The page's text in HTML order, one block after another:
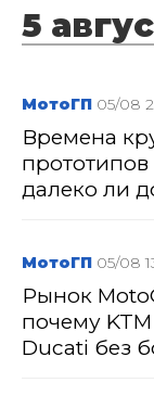
5
МотоГП 05/08
Времена
далеко ли
МотоГП 05/08
Рынок
почему
Ducati без